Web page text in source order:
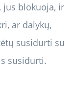
jus blokuoja, ir
ar dalykų,
susidurti su
susidurti.